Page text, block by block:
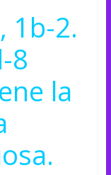
1b-2.
8
la